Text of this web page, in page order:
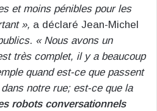
et moins pénibles pour les
», a déclaré Jean-Michel
. « Nous avons un
très complet, il y a beaucoup
quand est-ce que passent
notre rue; est-ce que la
robots conversationnels